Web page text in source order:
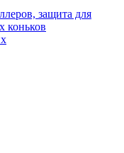
защита для
коньков